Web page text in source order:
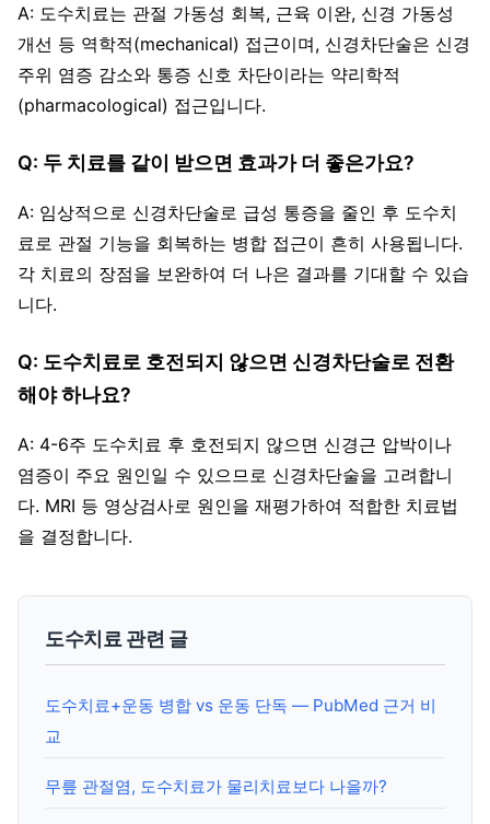
A: 도수치료는 관절 가동성 회복, 근육 이완, 신경 가동성
개선 등 역학적(mechanical) 접근이며, 신경차단술은 신경
주위 염증 감소와 통증 신호 차단이라는 약리학적
(pharmacological) 접근입니다.
Q: 두 치료를 같이 받으면 효과가 더 좋은가요?
A: 임상적으로 신경차단술로 급성 통증을 줄인 후 도수치
료로 관절 기능을 회복하는 병합 접근이 흔히 사용됩니다.
각 치료의 장점을 보완하여 더 나은 결과를 기대할 수 있습
니다.
Q: 도수치료로 호전되지 않으면 신경차단술로 전환
해야 하나요?
A: 4-6주 도수치료 후 호전되지 않으면 신경근 압박이나
염증이 주요 원인일 수 있으므로 신경차단술을 고려합니
다. MRI 등 영상검사로 원인을 재평가하여 적합한 치료법
을 결정합니다.
도수치료 관련 글
도수치료+운동 병합 vs 운동 단독 — PubMed 근거 비
교
무릎 관절염, 도수치료가 물리치료보다 나을까?